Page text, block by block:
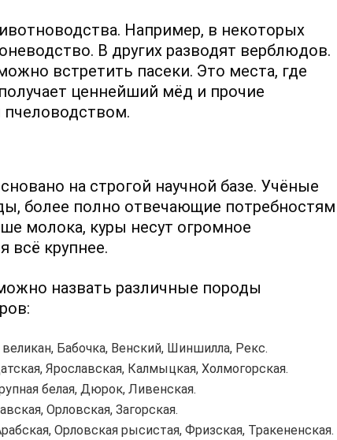
Например, в некоторых
В других разводят верблюдов.
встретить пасеки. Это места, где
ценнейший мёд и прочие
пчеловодством.
на строгой научной базе. Учёные
более полно отвечающие потребностям
молока, куры несут огромное
всё крупнее.
назвать различные породы
Бабочка, Венский, Шиншилла, Рекс.
Ярославская, Калмыцкая, Холмогорская.
белая, Дюрок, Ливенская.
Орловская, Загорская.
Орловская рысистая, Фризская, Тракененская.